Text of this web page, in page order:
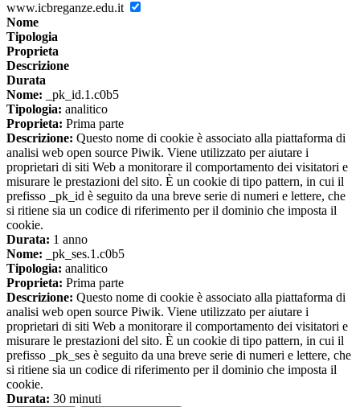
www.icbreganze.edu.it
Nome
Tipologia
Proprieta
Descrizione
Durata
Nome: _pk_id.1.c0b5
Tipologia: analitico
Proprieta: Prima parte
Descrizione: Questo nome di cookie è associato alla piattaforma di
analisi web open source Piwik. Viene utilizzato per aiutare i
proprietari di siti Web a monitorare il comportamento dei visitatori e
misurare le prestazioni del sito. È un cookie di tipo pattern, in cui il
prefisso _pk_id è seguito da una breve serie di numeri e lettere, che
si ritiene sia un codice di riferimento per il dominio che imposta il
cookie.
Durata: 1 anno
Nome: _pk_ses.1.c0b5
Tipologia: analitico
Proprieta: Prima parte
Descrizione: Questo nome di cookie è associato alla piattaforma di
analisi web open source Piwik. Viene utilizzato per aiutare i
proprietari di siti Web a monitorare il comportamento dei visitatori e
misurare le prestazioni del sito. È un cookie di tipo pattern, in cui il
prefisso _pk_ses è seguito da una breve serie di numeri e lettere, che
si ritiene sia un codice di riferimento per il dominio che imposta il
cookie.
Durata: 30 minuti